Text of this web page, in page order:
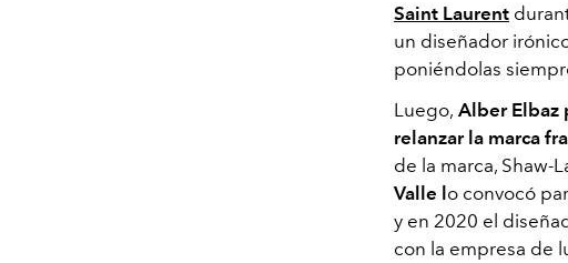
Saint Laurent
un diseñador
poniéndolas
Luego, Alber Elbaz
relanzar la marca
de la marca, Shaw-
Valle lo convocó
y en 2020 el
con la empresa de